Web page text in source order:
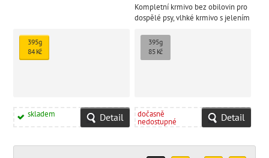
395g
84 Kč
skladem Detail
Kompletní krmivo bez obilovin pro
dospělé psy, vlhké krmivo s jelením
bramborami.
395g
85 Kč
dočasně
nedostupné Detail